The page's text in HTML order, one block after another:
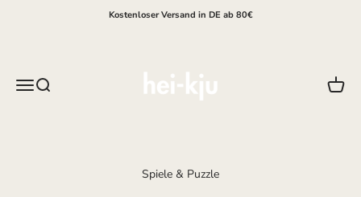
Kostenloser Versand in DE ab 80€
MenüSuche